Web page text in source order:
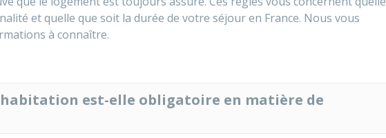
et quelle que soit la durée de votre séjour en France. Nous vous
à connaître.
habitation est-elle obligatoire en matière de